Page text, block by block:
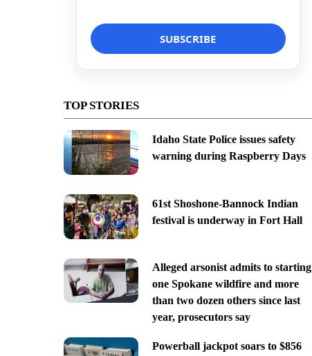
TOP STORIES
Idaho State Police issues safety
warning during Raspberry Days
61st Shoshone-Bannock Indian
festival is underway in Fort Hall
Alleged arsonist admits to starting
one Spokane wildfire and more
than two dozen others since last
year, prosecutors say
Powerball jackpot soars to $856